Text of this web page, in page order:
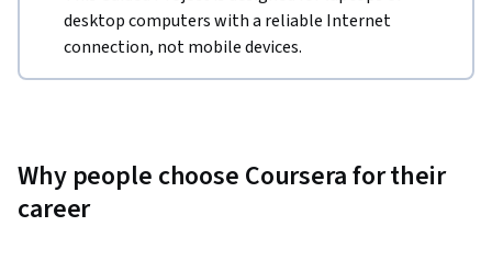
desktop computers with a reliable Internet
connection, not mobile devices.
Why people choose Coursera for their
career